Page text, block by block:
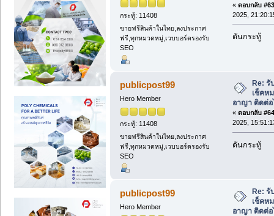
กระทู้: 11408
ขายฟรีสินค้าในไทย,ลงประกาศ
ฟรี,ทุกหมวดหมู่,เวบบอร์ดรองรับ
SEO
« ตอบกลับ
2025,
ดันกระทู้
publicpost99
Hero Member
กระทู้: 11408
ขายฟรีสินค้าในไทย,ลงประกาศ
ฟรี,ทุกหมวดหมู่,เวบบอร์ดรองรับ
SEO
Re: รั
เช็คห
อาญา ติดต่อ
« ตอบกลับ
2025,
ดันกระทู้
publicpost99
Hero Member
Re: รั
เช็คห
อาญา ติดต่อ